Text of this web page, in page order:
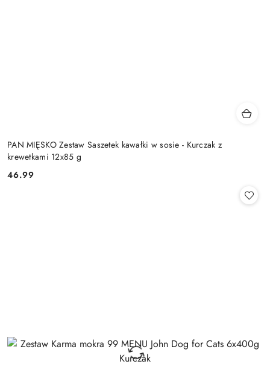
PAN MIĘSKO Zestaw Saszetek kawałki w sosie - Kurczak z
krewetkami 12x85 g
Cena:
46.99